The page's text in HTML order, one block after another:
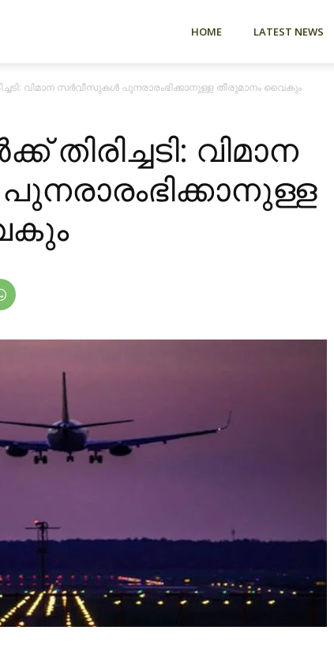
HOME LATEST NEWS
വിമാന സർവീസുകൾ പുനരാരംഭിക്കാനുള്ള തീരുമാനം വൈകും
തിരിച്ചടി: വിമാന